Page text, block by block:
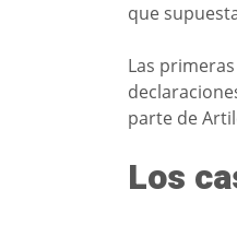
que
Las
parte de
Los